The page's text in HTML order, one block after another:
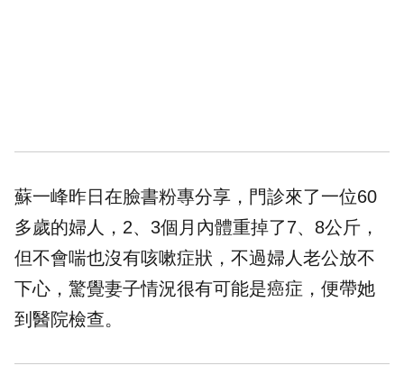
蘇一峰昨日在臉書粉專分享，門診來了一位60
多歲的婦人，2、3個月內體重掉了7、8公斤，
但不會喘也沒有咳嗽症狀，不過婦人老公放不
下心，驚覺妻子情況很有可能是癌症，便帶她
到醫院檢查。